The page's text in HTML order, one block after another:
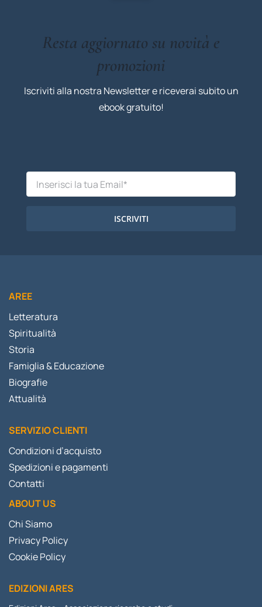
Resta aggiornato su novità e
promozioni
Iscriviti alla nostra Newsletter e riceverai subito un
ebook gratuito!
ISCRIVITI
AREE
Letteratura
Spiritualità
Storia
Famiglia & Educazione
Biografie
Attualità
SERVIZIO CLIENTI
Condizioni d’acquisto
Spedizioni e pagamenti
Contatti
ABOUT US
Chi Siamo
Privacy Policy
Cookie Policy
EDIZIONI ARES